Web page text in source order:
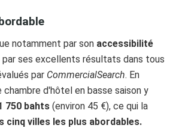
notamment par son accessibilité
par ses excellents résultats dans tous
par CommercialSearch. En
d'hôtel en basse saison y
750 bahts (environ 45 €), ce qui la
cinq villes les plus abordables.